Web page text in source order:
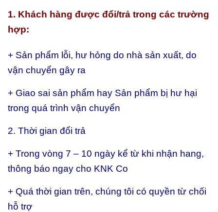
1. Khách hàng được đổi/trả trong các trường
hợp:
+ Sản phẩm lỗi, hư hỏng do nhà sản xuất, do
vận chuyển gây ra
+ Giao sai sản phẩm hay Sản phẩm bị hư hại
trong quá trình vận chuyển
2. Thời gian đổi trả
+ Trong vòng 7 – 10 ngày kể từ khi nhận hang,
thông báo ngay cho KNK Co
+ Quá thời gian trên, chúng tôi có quyền từ chối
hỗ trợ